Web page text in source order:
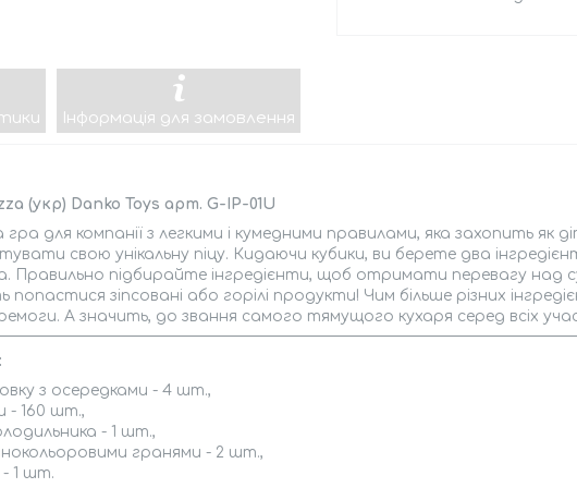
Інформація для замовлення
(укр) Danko Toys арт. G-IP-01U
гра для компанії з легкими і кумедними правилами, яка захопить як
свою унікальну піцу. Кидаючи кубики, ви берете два
Правильно підбирайте інгредієнти, щоб отримати перевагу над
зіпсовані або горілі продукти! Чим більше різних
А значить, до звання самого тямущого кухаря серед всіх
з осередками - 4 шт.,
- 160 шт.,
- 1 шт.,
гранями - 2 шт.,
- 1 шт.